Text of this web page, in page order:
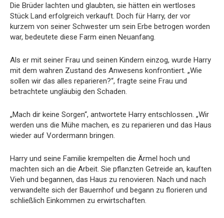
Die Brüder lachten und glaubten, sie hätten ein wertloses
Stück Land erfolgreich verkauft. Doch für Harry, der vor
kurzem von seiner Schwester um sein Erbe betrogen worden
war, bedeutete diese Farm einen Neuanfang.
Als er mit seiner Frau und seinen Kindern einzog, wurde Harry
mit dem wahren Zustand des Anwesens konfrontiert. „Wie
sollen wir das alles reparieren?“, fragte seine Frau und
betrachtete ungläubig den Schaden.
„Mach dir keine Sorgen“, antwortete Harry entschlossen. „Wir
werden uns die Mühe machen, es zu reparieren und das Haus
wieder auf Vordermann bringen.
Harry und seine Familie krempelten die Ärmel hoch und
machten sich an die Arbeit. Sie pflanzten Getreide an, kauften
Vieh und begannen, das Haus zu renovieren. Nach und nach
verwandelte sich der Bauernhof und begann zu florieren und
schließlich Einkommen zu erwirtschaften.